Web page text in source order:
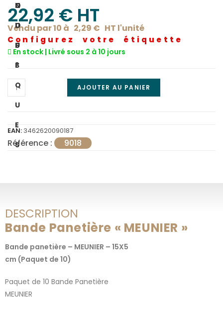
C
I
F
I
Q
U
E
S
O
U
S
?
N
O
U
S
22,92 € HT
Vendu par 10 à 2,29 € HT l'unité
Configurez votre étiquette
En stock | Livré sous 2 à 10 jours
AJOUTER AU PANIER
EAN: 3462620090187
Référence : 9018
DESCRIPTION
Bande Panetière « MEUNIER »
Bande panetière – MEUNIER – 15X5
cm (Paquet de 10)
Paquet de 10 Bande Panetière
MEUNIER